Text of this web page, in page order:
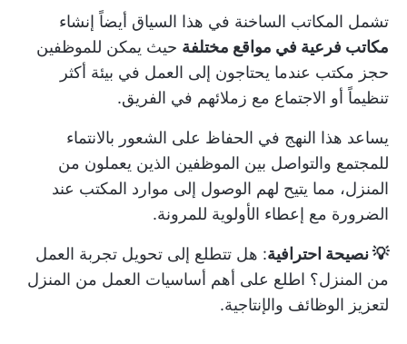
تشمل المكاتب الساخنة في هذا السياق أيضاً إنشاء
مكاتب فرعية في مواقع مختلفة حيث يمكن للموظفين
حجز مكتب عندما يحتاجون إلى العمل في بيئة أكثر
تنظيماً أو الاجتماع مع زملائهم في الفريق.
يساعد هذا النهج في الحفاظ على الشعور بالانتماء
للمجتمع والتواصل بين الموظفين الذين يعملون من
المنزل، مما يتيح لهم الوصول إلى موارد المكتب عند
الضرورة مع إعطاء الأولوية للمرونة.
💡 نصيحة احترافية: هل تتطلع إلى تحويل تجربة العمل
من المنزل؟ اطلع على أهم أساسيات العمل من المنزل
لتعزيز الوظائف والإنتاجية.